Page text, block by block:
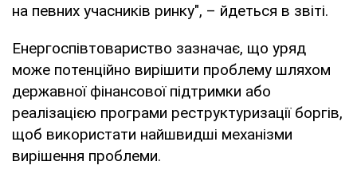
на певних учасників ринку", – йдеться в звіті.
Енергоспівтовариство зазначає, що уряд
може потенційно вирішити проблему шляхом
державної фінансової підтримки або
реалізацією програми реструктуризації боргів,
щоб використати найшвидші механізми
вирішення проблеми.